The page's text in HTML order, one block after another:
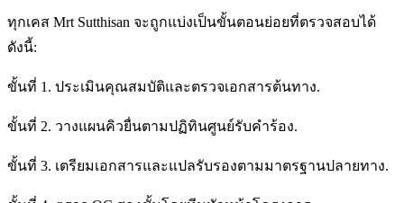
ทุกเคส Mrt Sutthisan จะถูกแบ่งเป็นขั้นตอนย่อยที่ตรวจสอบได้
ดังนี้:
ขั้นที่ 1. ประเมินคุณสมบัติและตรวจเอกสารต้นทาง.
ขั้นที่ 2. วางแผนคิวยื่นตามปฏิทินศูนย์รับคำร้อง.
ขั้นที่ 3. เตรียมเอกสารและแปลรับรองตามมาตรฐานปลายทาง.